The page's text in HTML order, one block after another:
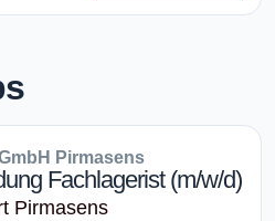
Pirmasens
Fachlagerist (m/w/d)
Pirmasens